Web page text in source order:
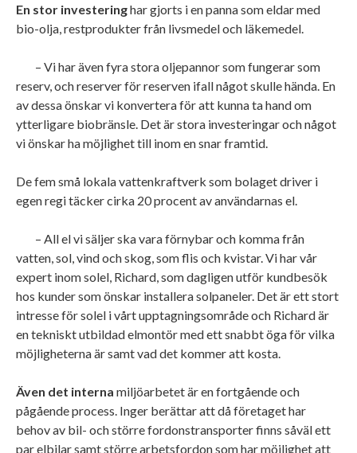
En stor investeringhar gjorts i en panna som eldar med
bio-olja, restprodukter från livsmedel och läkemedel.
– Vi har även fyra stora oljepannor som fungerar som
reserv, och reserver för reserven ifall något skulle hända. En
av dessa önskar vi konvertera för att kunna ta hand om
ytterligare biobränsle. Det är stora investeringar och något
vi önskar ha möjlighet till inom en snar framtid.
De fem små lokala vattenkraftverk som bolaget driver i
egen regi täcker cirka 20 procent av användarnas el.
– All el vi säljer ska vara förnybar och komma från
vatten, sol, vind och skog, som flis och kvistar. Vi har vår
expert inom solel, Richard, som dagligen utför kundbesök
hos kunder som önskar installera solpaneler. Det är ett stort
intresse för solel i vårt upptagningsområde och Richard är
en tekniskt utbildad elmontör med ett snabbt öga för vilka
möjligheterna är samt vad det kommer att kosta.
Även det interna miljöarbetet är en fortgående och
pågående process. Inger berättar att då företaget har
behov av bil- och större fordonstransporter finns såväl ett
par elbilar samt större arbetsfordon som har möjlighet att